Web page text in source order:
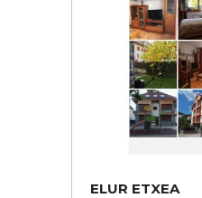
ELUR ETXEA